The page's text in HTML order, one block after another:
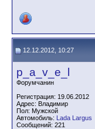
12.12.2012, 10:27
p_a_v_e_l
Форумчанин
Регистрация: 19.06.2012
Адрес: Владимир
Пол: Мужской
Автомобиль: Lada Largus
Сообщений: 221